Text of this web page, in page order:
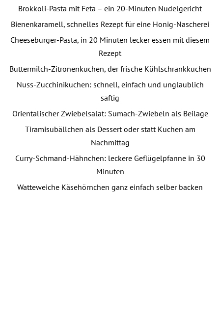
Brokkoli-Pasta mit Feta – ein 20-Minuten Nudelgericht
Bienenkaramell, schnelles Rezept für eine Honig-Nascherei
Cheeseburger-Pasta, in 20 Minuten lecker essen mit diesem
Rezept
Buttermilch-Zitronenkuchen, der frische Kühlschrankkuchen
Nuss-Zucchinikuchen: schnell, einfach und unglaublich
saftig
Orientalischer Zwiebelsalat: Sumach-Zwiebeln als Beilage
Tiramisubällchen als Dessert oder statt Kuchen am
Nachmittag
Curry-Schmand-Hähnchen: leckere Geflügelpfanne in 30
Minuten
Watteweiche Käsehörnchen ganz einfach selber backen